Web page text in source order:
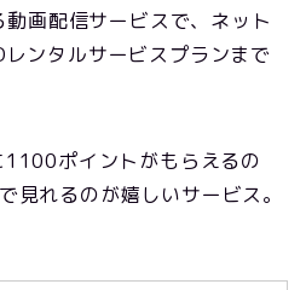
動画配信サービスで、ネット
ンタルサービスプランまで
ポイントがもらえるの
見れるのが嬉しいサービス。